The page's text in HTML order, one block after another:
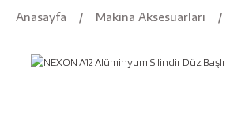
Anasayfa Makina Aksesuarları